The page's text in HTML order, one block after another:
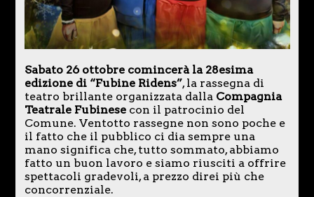
Sabato 26 ottobre comincerà la 28esima
edizione di “Fubine Ridens”, la rassegna di
teatro brillante organizzata dallaCompagnia
Teatrale Fubinesecon il patrocinio del
Comune. Ventotto rassegne non sono poche e
il fatto che il pubblico ci dia sempre una
mano significa che, tutto sommato, abbiamo
fatto un buon lavoro e siamo riusciti a offrire
spettacoli gradevoli, a prezzo direi più che
concorrenziale.